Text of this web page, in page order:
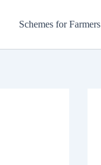
Schemes for Farmers